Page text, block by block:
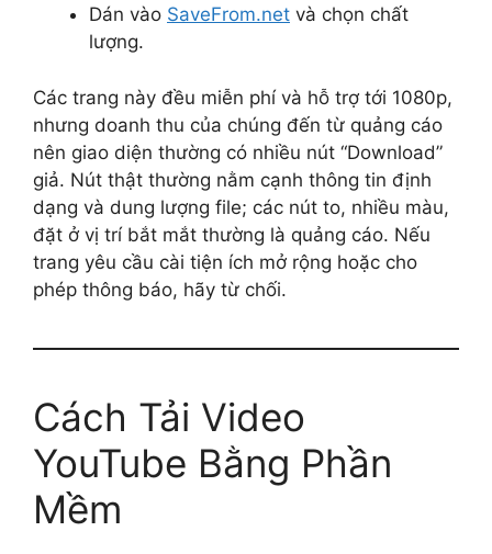
Dán vào SaveFrom.net và chọn chất
lượng.
Các trang này đều miễn phí và hỗ trợ tới 1080p,
nhưng doanh thu của chúng đến từ quảng cáo
nên giao diện thường có nhiều nút “Download”
giả. Nút thật thường nằm cạnh thông tin định
dạng và dung lượng file; các nút to, nhiều màu,
đặt ở vị trí bắt mắt thường là quảng cáo. Nếu
trang yêu cầu cài tiện ích mở rộng hoặc cho
phép thông báo, hãy từ chối.
Cách Tải Video
YouTube Bằng Phần
Mềm